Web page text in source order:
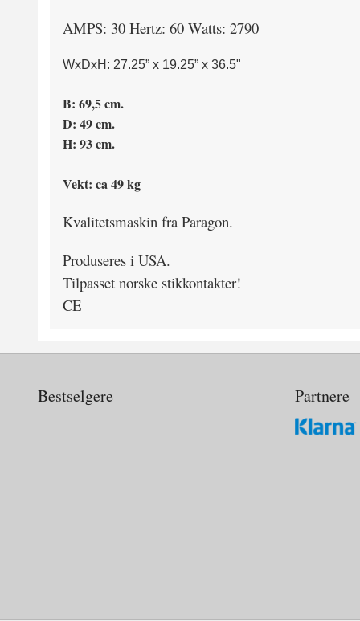
AMPS: 30 Hertz: 60 Watts: 2790
WxDxH: 27.25” x 19.25” x 36.5"
B: 69,5 cm.
D: 49 cm.
H: 93 cm.
Vekt: ca 49 kg
Kvalitetsmaskin fra Paragon.
Produseres i USA.
Tilpasset norske stikkontakter!
CE
Bestselgere Partnere